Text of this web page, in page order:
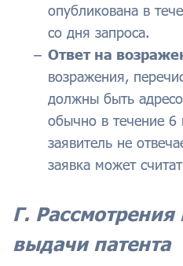
опубликована в
со дня запроса.
Ответ на
возражения,
должны быть
обычно в течение 6
заявитель не
заявка может
Г. Рассмотрения
выдачи патента